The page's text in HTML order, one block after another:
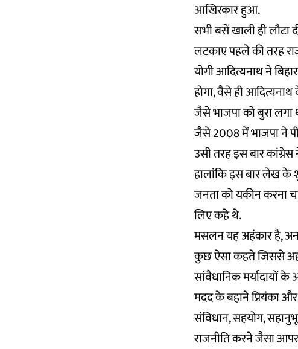
आखिरकार हुआ.
सभी बसें खाली ही
लटकाए पहले की तरह
योगी आदित्यनाथ ने
होगा, वैसे ही आदित्यनाथ
जैसे भाजपा को बुरा लगा
जैसे 2008 में भाजपा ने
उसी तरह इस बार कांग्रेस
हालांकि इस बार लेख के
जनता को यकीन करना
लिए कहे थे.
मसलन यह अहंकार है,
कुछ ऐसा कहते जिससे
सांवैधानिक
मदद के बहाने प्रियंका और
संविधान, सहयोग,
राजनीति करने जैसा